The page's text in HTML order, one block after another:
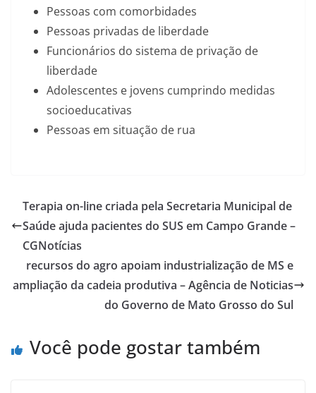
Pessoas com comorbidades
Pessoas privadas de liberdade
Funcionários do sistema de privação de
liberdade
Adolescentes e jovens cumprindo medidas
socioeducativas
Pessoas em situação de rua
Terapia on-line criada pela Secretaria Municipal de
Saúde ajuda pacientes do SUS em Campo Grande –
CGNotícias
recursos do agro apoiam industrialização de MS e
ampliação da cadeia produtiva – Agência de Noticias
do Governo de Mato Grosso do Sul
Você pode gostar também